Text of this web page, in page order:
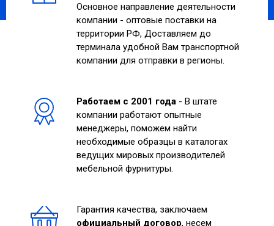
Основное направление деятельности
компании - оптовые поставки на
территории РФ, Доставляем до
терминала удобной Вам транспортной
компании для отправки в регионы.
Работаем с 2001 года - В штате
компании работают опытные
менеджеры, поможем найти
необходимые образцы в каталогах
ведущих мировых производителей
мебельной фурнитуры.
Гарантия качества, заключаем
официальный договор, несем